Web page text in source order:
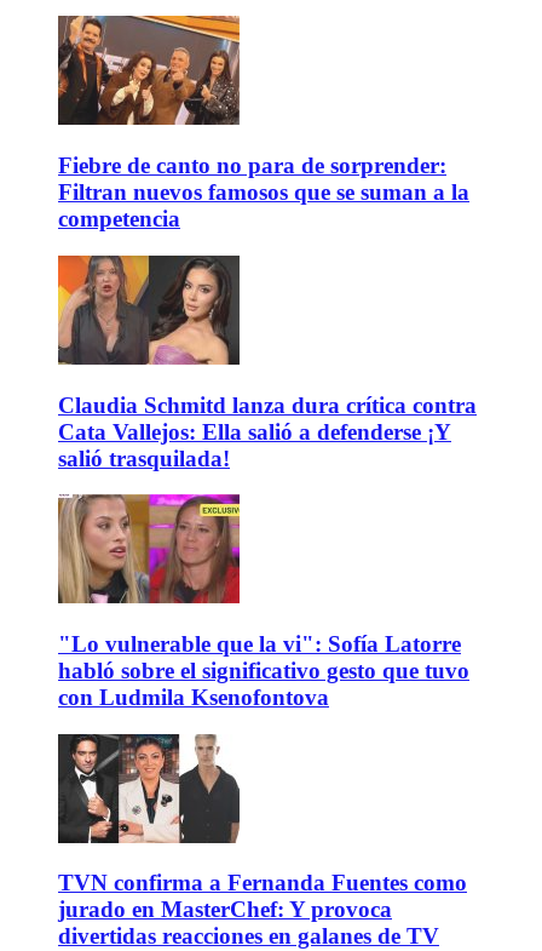
Fiebre de canto no para de sorprender:
Filtran nuevos famosos que se suman a la
competencia
Claudia Schmitd lanza dura crítica contra
Cata Vallejos: Ella salió a defenderse ¡Y
salió trasquilada!
"Lo vulnerable que la vi": Sofía Latorre
habló sobre el significativo gesto que tuvo
con Ludmila Ksenofontova
TVN confirma a Fernanda Fuentes como
jurado en MasterChef: Y provoca
divertidas reacciones en galanes de TV